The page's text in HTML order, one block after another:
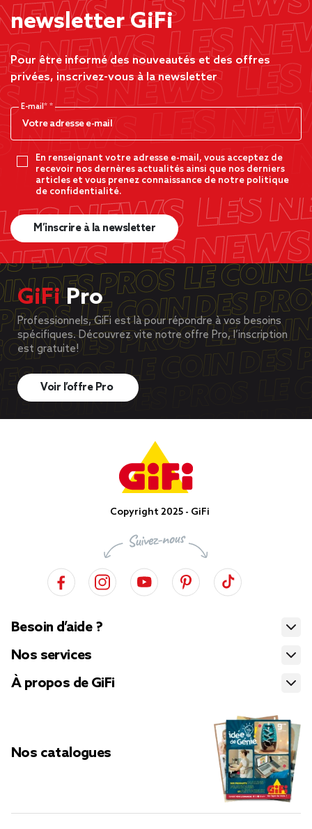
newsletter GiFi
Pour être informé des nouveautés et des offres
privées, inscrivez-vous à la newsletter
E-mail*
En renseignant votre adresse e-mail, vous acceptez de
recevoir nos dernères actualités ainsi que nos derniers
articles et vous prenez connaissance de notre politique
de confidentialité.
M’inscrire à la newsletter
GiFiPro
Professionnels, GiFi est là pour répondre à vos besoins
spécifiques. Découvrez vite notre offre Pro, l’inscription
est gratuite!
Voir l’offre Pro
Copyright 2025 - GiFi
Besoin d’aide ?
Nos services
À propos de GiFi
Nos catalogues